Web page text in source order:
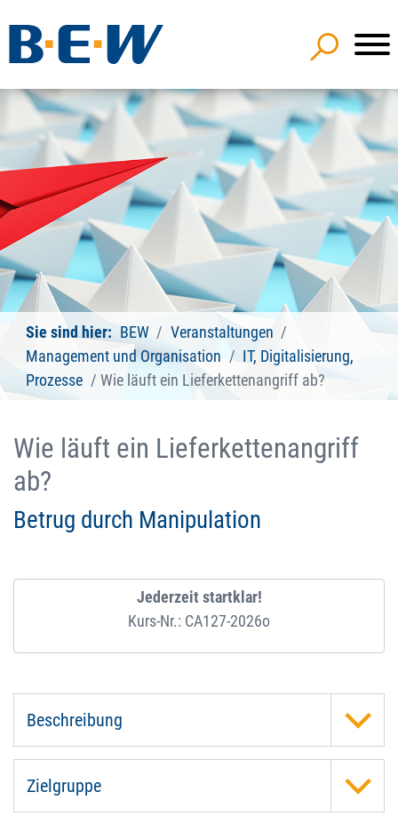
Sie sind hier: BEW
Veranstaltungen
Management und Organisation
IT, Digitalisierung,
Prozesse
Wie läuft ein Lieferkettenangriff ab?
Wie läuft ein Lieferkettenangriff
ab?
Betrug durch Manipulation
Jederzeit startklar!
Kurs-Nr.: CA127-2026o
Beschreibung
Zielgruppe